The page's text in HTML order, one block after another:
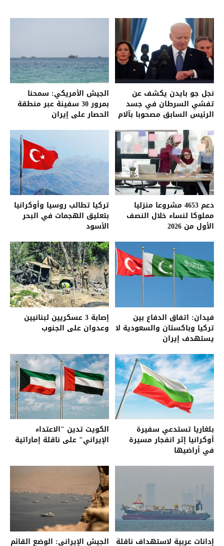
نجل جو بايدن يكشف عن
تفشي السرطان في جسد
الرئيس السابق مصحوبا بآلام
الجيش الأمريكي: سمحنا
بمرور 30 سفينة عبر منطقة
الحصار على إيران
دعم 4653 مشروعا منزليا
مملوكا لنساء خلال النصف
الأول من 2026
تركيا تطالب روسيا وأوكرانيا
بتعليق الهجمات في البحر
الأسود
فيدان: اتفاق الدفاع بين
تركيا وباكستان والسعودية لا
يستهدف إيران
إصابة 3 عسكريين لبنانيين
وعدوان على الجنوب
بلغاريا تستدعي سفيرة
أوكرانيا إثر انفجار مسيرة
في أراضيها
الكويت تدين "الاعتداء
الإيراني" على ناقلة إماراتية
إدانات عربية لاستهداف ناقلة الجيش الإيراني: الوضع القائم